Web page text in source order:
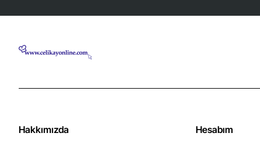
Hakkımızda Hesabım